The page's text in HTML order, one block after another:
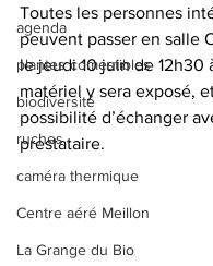
agenda
plantes comestibles
biodiversité
ruches
caméra thermique
Centre aéré Meillon
La Grange du Bio
Toutes les personnes
peuvent passer en salle
le jeudi 10 juin de 12h30
matériel y sera exposé,
possibilité d’échanger
prestataire.